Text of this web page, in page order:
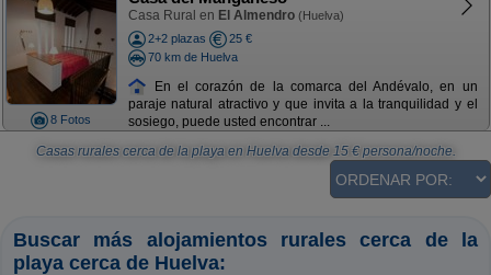
8 Fotos
Casa Rural en El Almendro (Huelva)
2+2 plazas
25 €
70 km de Huelva
En el corazón de la comarca del Andévalo, en un
paraje natural atractivo y que invita a la tranquilidad y el
sosiego, puede usted encontrar ...
Casas rurales cerca de la playa en Huelva desde 15€ persona/noche.
Buscar más alojamientos rurales cerca de la
playa cerca de Huelva: